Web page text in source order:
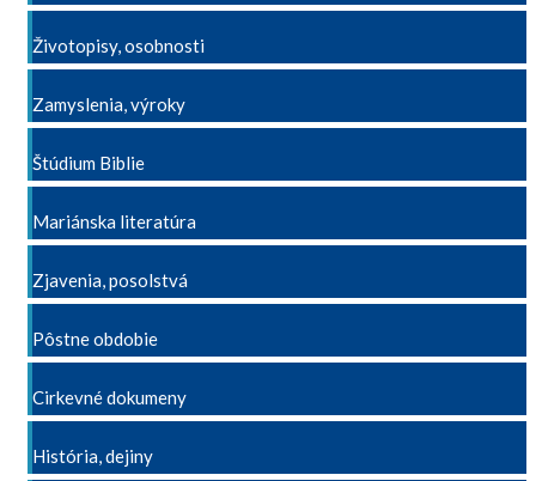
Životopisy, osobnosti
Zamyslenia, výroky
Štúdium Biblie
Mariánska literatúra
Zjavenia, posolstvá
Pôstne obdobie
Cirkevné dokumeny
História, dejiny